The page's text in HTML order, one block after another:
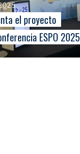
el proyecto
ESPO 2025